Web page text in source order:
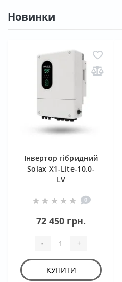
Новинки
Інвертор гібридний
Solax X1-Lite-10.0-
LV
0
72 450 грн.
- +
КУПИТИ